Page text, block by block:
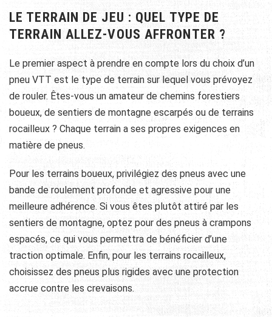
LE TERRAIN DE JEU : QUEL TYPE DE
TERRAIN ALLEZ-VOUS AFFRONTER ?
Le premier aspect à prendre en compte lors du choix d’un
pneu VTT est le type de terrain sur lequel vous prévoyez
de rouler. Êtes-vous un amateur de chemins forestiers
boueux, de sentiers de montagne escarpés ou de terrains
rocailleux ? Chaque terrain a ses propres exigences en
matière de pneus.
Pour les terrains boueux, privilégiez des pneus avec une
bande de roulement profonde et agressive pour une
meilleure adhérence. Si vous êtes plutôt attiré par les
sentiers de montagne, optez pour des pneus à crampons
espacés, ce qui vous permettra de bénéficier d’une
traction optimale. Enfin, pour les terrains rocailleux,
choisissez des pneus plus rigides avec une protection
accrue contre les crevaisons.